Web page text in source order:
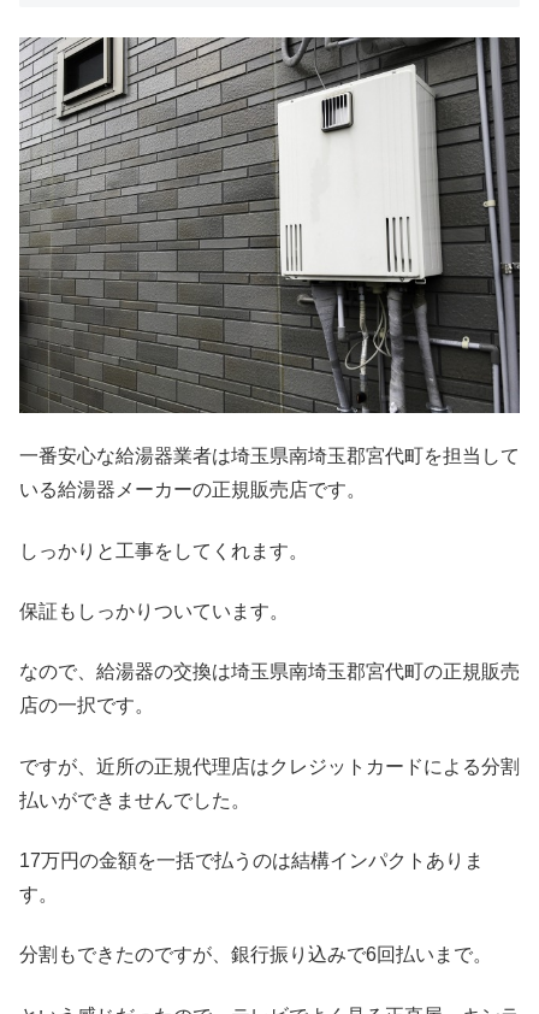
一番安心な給湯器業者は埼玉県南埼玉郡宮代町を担当して
いる給湯器メーカーの正規販売店です。
しっかりと工事をしてくれます。
保証もしっかりついています。
なので、給湯器の交換は埼玉県南埼玉郡宮代町の正規販売
店の一択です。
ですが、近所の正規代理店はクレジットカードによる分割
払いができませんでした。
17万円の金額を一括で払うのは結構インパクトありま
す。
分割もできたのですが、銀行振り込みで6回払いまで。